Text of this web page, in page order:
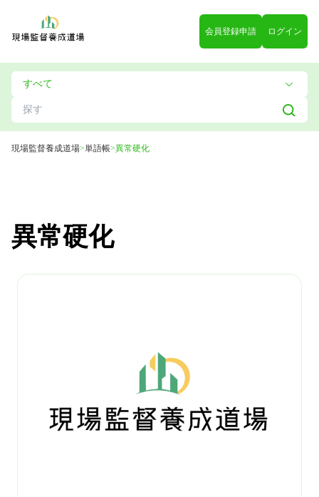
会員登録申請 ログイン
現場監督養成道場>単語帳>異常硬化
異常硬化